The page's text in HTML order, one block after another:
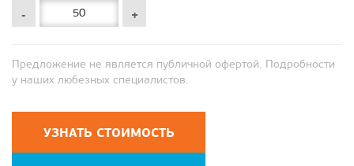
- +
Предложение не является публичной офертой. Подробности
у наших любезных специалистов.
УЗНАТЬ СТОИМОСТЬ